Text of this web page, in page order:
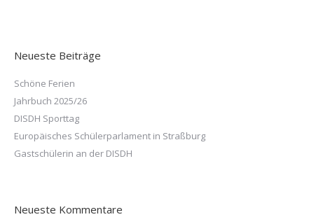
Neueste Beiträge
Schöne Ferien
Jahrbuch 2025/26
DISDH Sporttag
Europäisches Schülerparlament in Straßburg
Gastschülerin an der DISDH
Neueste Kommentare